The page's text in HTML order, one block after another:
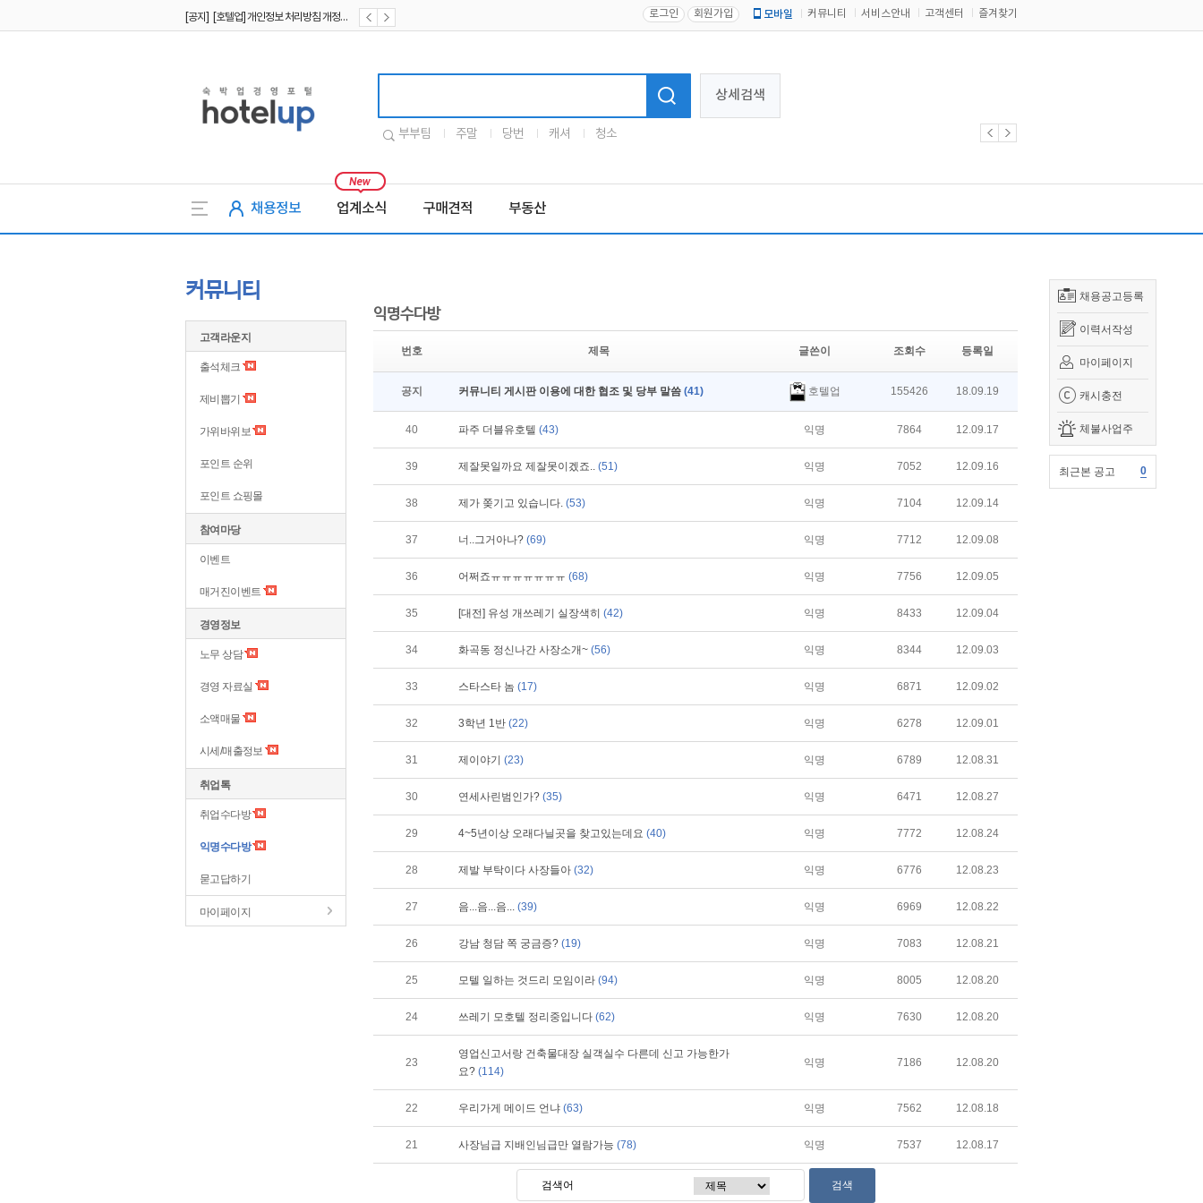
[공지] [호텔업] 개인정보 처리방침 개정본2 (19.09.02) 로그인 회원가입 모바일 커뮤니티 서비스안내 고객센터 즐겨찾기
상세검색
부부팀 주말 당번 캐셔 청소
채용정보 업계소식 구매견적 부동산
채용공고등록
이력서작성
마이페이지
캐시충전
체불사업주
최근본 공고 0
커뮤니티
고객라운지
출석체크
제비뽑기
가위바위보
포인트 순위
포인트 쇼핑몰
참여마당
이벤트
매거진이벤트
경영정보
노무 상담
경영 자료실
소액매물
시세/매출정보
취업톡
취업수다방
익명수다방
묻고답하기
마이페이지
익명수다방
번호 제목 글쓴이 조회수 등록일
공지 커뮤니티 게시판 이용에 대한 협조 및 당부 말씀 (41) 호텔업 155426 18.09.19
40 파주 더블유호텔 (43) 익명 7864 12.09.17
39 제잘못일까요 제잘못이겠죠.. (51) 익명 7052 12.09.16
38 제가 쫒기고 있습니다. (53) 익명 7104 12.09.14
37 너..그거아나? (69) 익명 7712 12.09.08
36 어쩌죠ㅠㅠㅠㅠㅠㅠㅠ (68) 익명 7756 12.09.05
35 [대전] 유성 개쓰레기 실장색히 (42) 익명 8433 12.09.04
34 화곡동 정신나간 사장소개~ (56) 익명 8344 12.09.03
33 스타스타 놈 (17) 익명 6871 12.09.02
32 3학년 1반 (22) 익명 6278 12.09.01
31 제이야기 (23) 익명 6789 12.08.31
30 연세사린범인가? (35) 익명 6471 12.08.27
29 4~5년이상 오래다닐곳을 찾고있는데요 (40) 익명 7772 12.08.24
28 제발 부탁이다 사장들아 (32) 익명 6776 12.08.23
27 음...음...음... (39) 익명 6969 12.08.22
26 강남 청담 쪽 궁금증? (19) 익명 7083 12.08.21
25 모텔 일하는 것드리 모임이라 (94) 익명 8005 12.08.20
24 쓰레기 모호텔 정리중입니다 (62) 익명 7630 12.08.20
23
영업신고서랑 건축물대장 실객실수 다른데 신고 가능한가
요? (114)
익명 7186 12.08.20
22 우리가게 메이드 언냐 (63) 익명 7562 12.08.18
21 사장님급 지배인님급만 열람가능 (78) 익명 7537 12.08.17